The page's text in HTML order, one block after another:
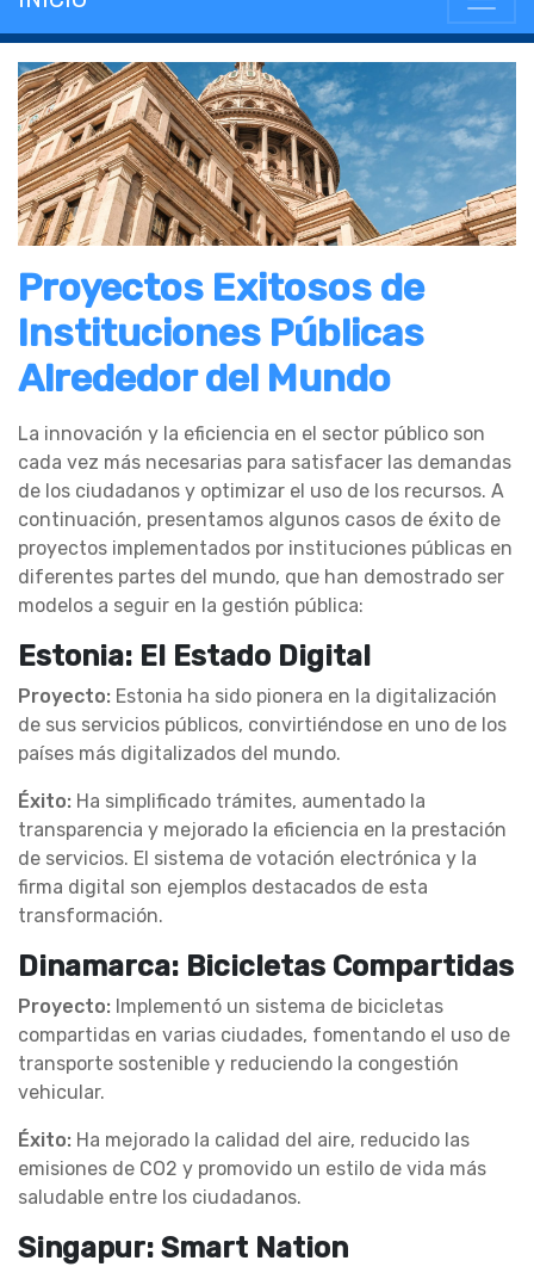
Proyectos Exitosos de
Instituciones Públicas
Alrededor del Mundo
La innovación y la eficiencia en el sector público son
cada vez más necesarias para satisfacer las demandas
de los ciudadanos y optimizar el uso de los recursos. A
continuación, presentamos algunos casos de éxito de
proyectos implementados por instituciones públicas en
diferentes partes del mundo, que han demostrado ser
modelos a seguir en la gestión pública:
Estonia: El Estado Digital
Proyecto: Estonia ha sido pionera en la digitalización
de sus servicios públicos, convirtiéndose en uno de los
países más digitalizados del mundo.
Éxito: Ha simplificado trámites, aumentado la
transparencia y mejorado la eficiencia en la prestación
de servicios. El sistema de votación electrónica y la
firma digital son ejemplos destacados de esta
transformación.
Dinamarca: Bicicletas Compartidas
Proyecto: Implementó un sistema de bicicletas
compartidas en varias ciudades, fomentando el uso de
transporte sostenible y reduciendo la congestión
vehicular.
Éxito: Ha mejorado la calidad del aire, reducido las
emisiones de CO2 y promovido un estilo de vida más
saludable entre los ciudadanos.
Singapur: Smart Nation